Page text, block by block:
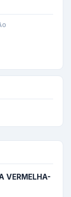
VERMELHA-